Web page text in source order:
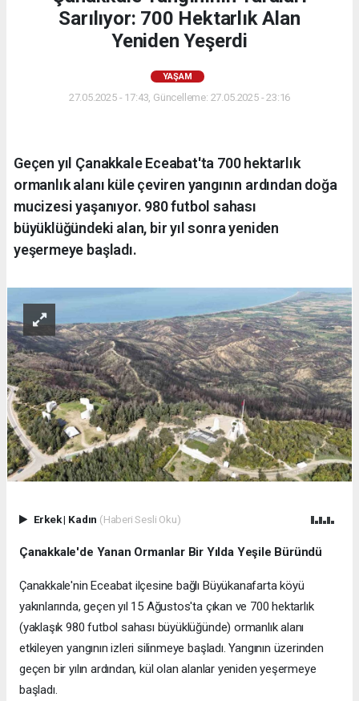
Sarılıyor: 700 Hektarlık Alan
Yeniden Yeşerdi
YAŞAM
27.05.2025 - 17:43, Güncelleme: 27.05.2025 - 23:16
Geçen yıl Çanakkale Eceabat'ta 700 hektarlık
ormanlık alanı küle çeviren yangının ardından doğa
mucizesi yaşanıyor. 980 futbol sahası
büyüklüğündeki alan, bir yıl sonra yeniden
yeşermeye başladı.
Erkek| Kadın (Haberi Sesli Oku)
Çanakkale'de Yanan Ormanlar Bir Yılda Yeşile Büründü
Çanakkale'nin Eceabat ilçesine bağlı Büyükanafarta köyü
yakınlarında, geçen yıl 15 Ağustos'ta çıkan ve 700 hektarlık
(yaklaşık 980 futbol sahası büyüklüğünde) ormanlık alanı
etkileyen yangının izleri silinmeye başladı. Yangının üzerinden
geçen bir yılın ardından, kül olan alanlar yeniden yeşermeye
başladı.